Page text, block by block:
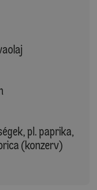
pl. paprika,
(konzerv)